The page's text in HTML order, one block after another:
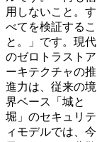
用しないこと。す
べてを検証するこ
と。」です。現代
のゼロトラストア
ーキテクチャの推
進力は、従来の境
界ベース「城と
堀」のセキュリテ
ィモデルでは、今